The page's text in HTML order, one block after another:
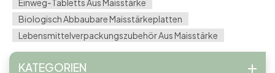
Einweg-Tabletts Aus Maisstärke
Biologisch Abbaubare Maisstärkeplatten
Lebensmittelverpackungszubehör Aus Maisstärke
KATEGORIEN